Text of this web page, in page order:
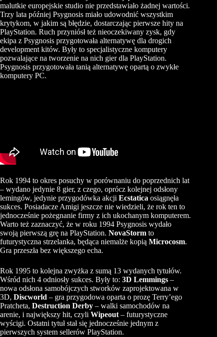
malutkie europejskie studio nie przedstawiało żadnej wartości.
Trzy lata później Psygnosis miało udowodnić wszystkim
krytykom, w jakim są błędzie, dostarczając pierwsze hity na
PlayStation. Ruch przyniósł też nieoczekiwany zysk, gdy
ekipa z Psygnosis przygotowała alternatywę dla drogich
development kitów. Były to specjalistyczne komputery
pozwalające na tworzenie na nich gier dla PlayStation.
Psygnosis przygotowała tanią alternatywę opartą o zwykłe
komputery PC.
Rok 1994 to okres posuchy w porównaniu do poprzednich lat
– wydano jedynie 8 gier, z czego, oprócz kolejnej odsłony
lemingów, jedynie przygodówka akcji Ecstatica osiągnęła
sukces. Posiadacze Amigi jeszcze nie wiedzieli, że rok ten to
jednocześnie pożegnanie firmy z ich ukochanym komputerem.
Warto też zaznaczyć, że w roku 1994 Psygnosis wydało
swoją pierwszą grę na PlayStation. NovaStorm to
futurystyczna strzelanka, będąca niemalże kopią Microcosm.
Gra przeszła bez większego echa.
Rok 1995 to kolejna zwyżka z sumą 13 wydanych tytułów.
Wśród nich 4 odniosły sukces. Były to: 3D Lemmings –
nowa odsłona samobójczych stworków zaprojektowana w
3D, Discworld – gra przygodowa oparta o prozę Terry’ego
Pratcheta, Destruction Derby – walki samochodów na
arenie, i największy hit, czyli Wipeout – futurystyczne
wyścigi. Ostatni tytuł stał się jednocześnie jednym z
pierwszych system sellerów PlayStation.